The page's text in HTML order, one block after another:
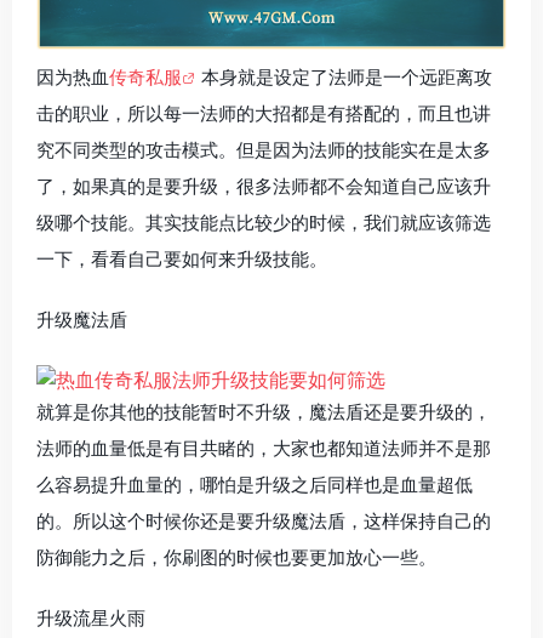
因为热血传奇私服
本身就是设定了法师是一个远距离攻
击的职业，所以每一法师的大招都是有搭配的，而且也讲
究不同类型的攻击模式。但是因为法师的技能实在是太多
了，如果真的是要升级，很多法师都不会知道自己应该升
级哪个技能。其实技能点比较少的时候，我们就应该筛选
一下，看看自己要如何来升级技能。
升级魔法盾
就算是你其他的技能暂时不升级，魔法盾还是要升级的，
法师的血量低是有目共睹的，大家也都知道法师并不是那
么容易提升血量的，哪怕是升级之后同样也是血量超低
的。所以这个时候你还是要升级魔法盾，这样保持自己的
防御能力之后，你刷图的时候也要更加放心一些。
升级流星火雨